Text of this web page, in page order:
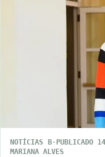
NOTÍCIAS PUBLICADO
MARIANA ALVES